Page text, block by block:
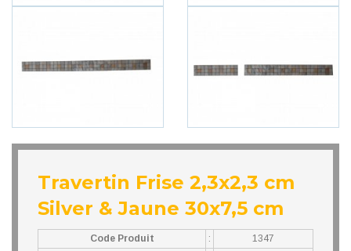
Travertin Frise 2,3x2,3 cm
Silver & Jaune 30x7,5 cm
Code Produit :
1347